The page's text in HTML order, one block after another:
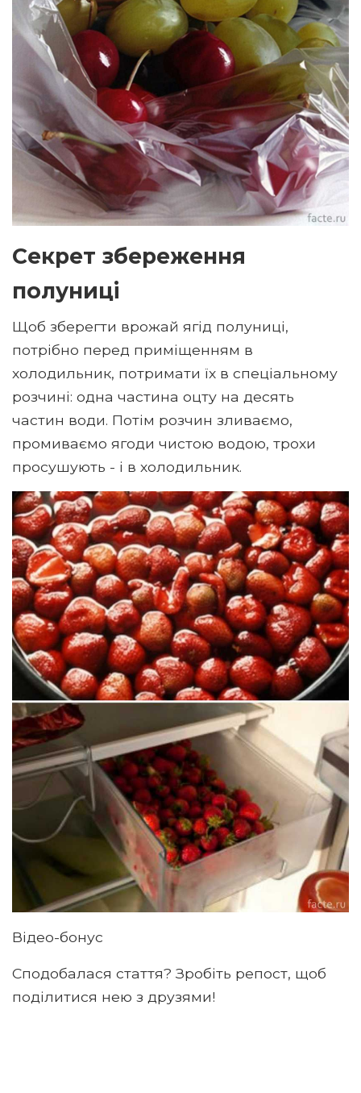
Секрет збереження
полуниці
Щоб зберегти врожай ягід полуниці,
потрібно перед приміщенням в
холодильник, потримати їх в спеціальному
розчині: одна частина оцту на десять
частин води. Потім розчин зливаємо,
промиваємо ягоди чистою водою, трохи
просушують - і в холодильник.
Відео-бонус
Сподобалася стаття? Зробіть репост, щоб
поділитися нею з друзями!